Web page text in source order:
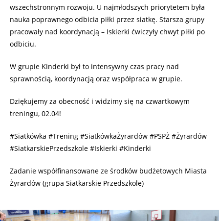
wszechstronnym rozwoju. U najmłodszych priorytetem była
nauka poprawnego odbicia piłki przez siatkę. Starsza grupy
pracowały nad koordynacją – Iskierki ćwiczyły chwyt piłki po
odbiciu.
W grupie Kinderki był to intensywny czas pracy nad
sprawnością, koordynacją oraz współpraca w grupie.
Dziękujemy za obecność i widzimy się na czwartkowym
treningu, 02.04!
#Siatkówka #Trening #SiatkówkaŻyrardów #PSPŻ #Żyrardów
#SiatkarskiePrzedszkole #Iskierki #Kinderki
Zadanie współfinansowane ze środków budżetowych Miasta
Żyrardów (grupa Siatkarskie Przedszkole)